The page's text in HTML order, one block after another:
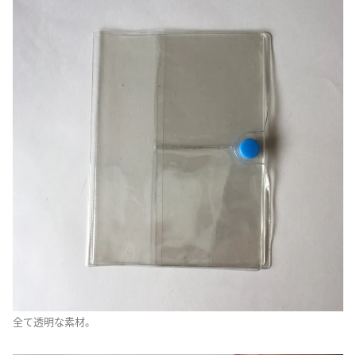
全て透明な素材。